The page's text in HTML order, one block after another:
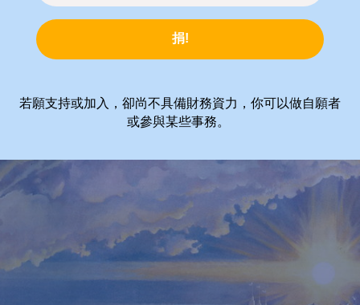
捐!
若願支持或加入，卻尚不具備財務資力，你可以做自願者
或參與某些事務。